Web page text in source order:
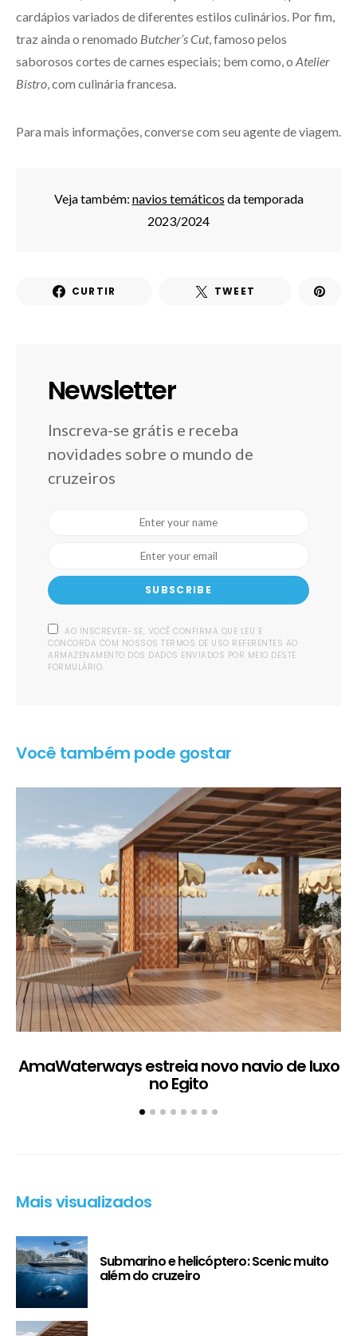
cardápios variados de diferentes estilos culinários. Por fim,
traz ainda o renomado Butcher’s Cut, famoso pelos
saborosos cortes de carnes especiais; bem como, o Atelier
Bistro, com culinária francesa.
Para mais informações, converse com seu agente de viagem.
Veja também: navios temáticos da temporada
2023/2024
CURTIR TWEET
Newsletter
Inscreva-se grátis e receba
novidades sobre o mundo de
cruzeiros
SUBSCRIBE
AO INSCREVER-SE, VOCÊ CONFIRMA QUE LEU E
CONCORDA COM NOSSOS TERMOS DE USO REFERENTES AO
ARMAZENAMENTO DOS DADOS ENVIADOS POR MEIO DESTE
FORMULÁRIO.
Você também pode gostar
AmaWaterways estreia novo navio de luxo
no Egito
Mais visualizados
Submarino e helicóptero: Scenic muito
além do cruzeiro